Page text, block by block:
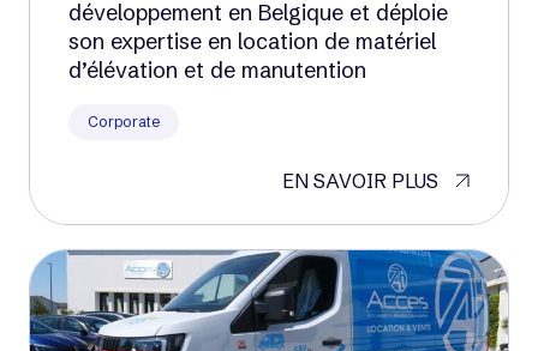
développement en Belgique et déploie
son expertise en location de matériel
d’élévation et de manutention
Corporate
EN SAVOIR PLUS